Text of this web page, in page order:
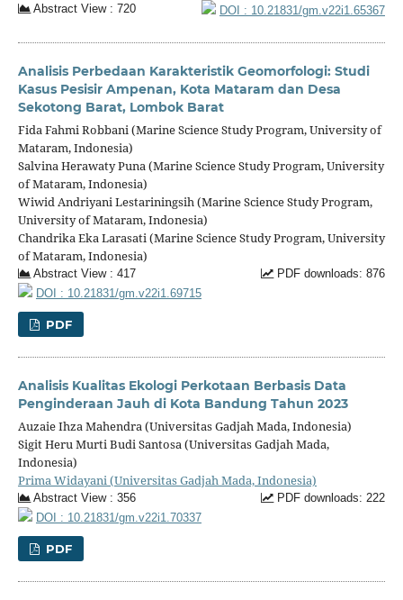
Abstract View : 720 DOI : 10.21831/gm.v22i1.65367
Analisis Perbedaan Karakteristik Geomorfologi: Studi
Kasus Pesisir Ampenan, Kota Mataram dan Desa
Sekotong Barat, Lombok Barat
Fida Fahmi Robbani (Marine Science Study Program, University of
Mataram, Indonesia)
Salvina Herawaty Puna (Marine Science Study Program, University
of Mataram, Indonesia)
Wiwid Andriyani Lestariningsih (Marine Science Study Program,
University of Mataram, Indonesia)
Chandrika Eka Larasati (Marine Science Study Program, University
of Mataram, Indonesia)
Abstract View : 417
PDF downloads: 876
DOI : 10.21831/gm.v22i1.69715
PDF
Analisis Kualitas Ekologi Perkotaan Berbasis Data
Penginderaan Jauh di Kota Bandung Tahun 2023
Auzaie Ihza Mahendra (Universitas Gadjah Mada, Indonesia)
Sigit Heru Murti Budi Santosa (Universitas Gadjah Mada,
Indonesia)
Prima Widayani (Universitas Gadjah Mada, Indonesia)
Abstract View : 356
PDF downloads: 222
DOI : 10.21831/gm.v22i1.70337
PDF